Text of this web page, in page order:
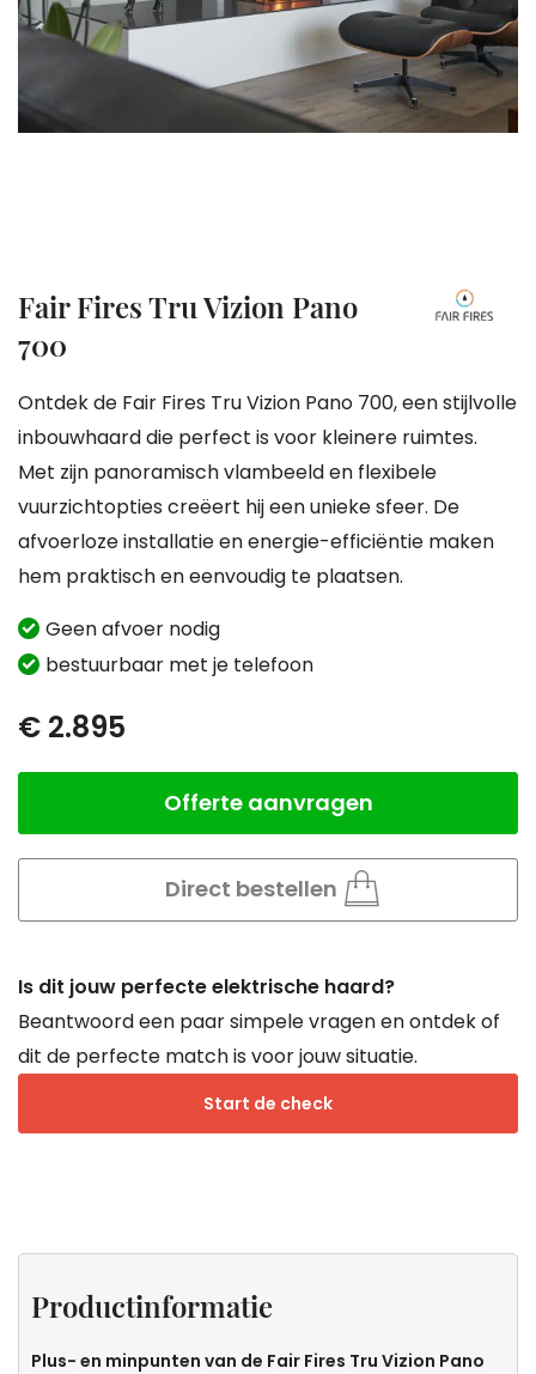
Ga
naar
het
begin
van
de
afbeeldingen-
gallerij
Fair Fires Tru Vizion Pano
700
Ontdek de Fair Fires Tru Vizion Pano 700, een stijlvolle
inbouwhaard die perfect is voor kleinere ruimtes.
Met zijn panoramisch vlambeeld en flexibele
vuurzichtopties creëert hij een unieke sfeer. De
afvoerloze installatie en energie-efficiëntie maken
hem praktisch en eenvoudig te plaatsen.
Geen afvoer nodig
bestuurbaar met je telefoon
€ 2.895
Direct bestellen
Offerte aanvragen
Is dit jouw perfecte elektrische haard?
Beantwoord een paar simpele vragen en ontdek of
dit de perfecte match is voor jouw situatie.
Start de check
de
Productinformatie
Plus- en minpunten van de Fair Fires Tru Vizion Pano